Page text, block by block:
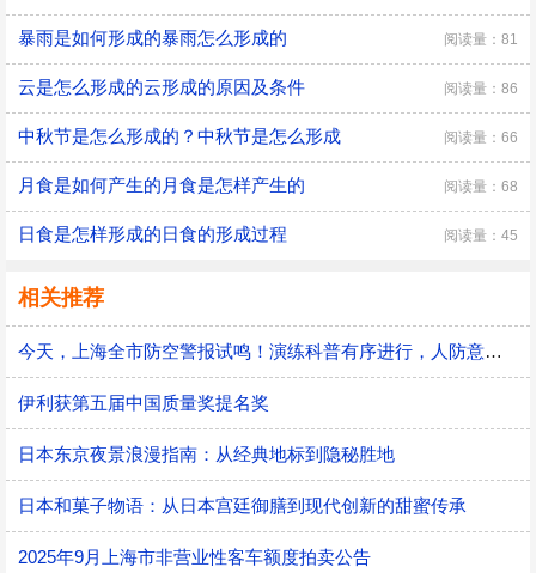
暴雨是如何形成的暴雨怎么形成的 阅读量：81
云是怎么形成的云形成的原因及条件 阅读量：86
中秋节是怎么形成的？中秋节是怎么形成 阅读量：66
月食是如何产生的月食是怎样产生的 阅读量：68
日食是怎样形成的日食的形成过程 阅读量：45
相关推荐
今天，上海全市防空警报试鸣！演练科普有序进行，人防意识“声入人心”
伊利获第五届中国质量奖提名奖
日本东京夜景浪漫指南：从经典地标到隐秘胜地
日本和菓子物语：从日本宫廷御膳到现代创新的甜蜜传承
2025年9月上海市非营业性客车额度拍卖公告